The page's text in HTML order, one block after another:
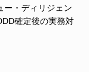
ー・ディリジェン
確定後の実務対